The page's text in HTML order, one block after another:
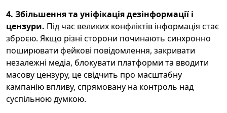
4. Збільшення та уніфікація дезінформації і
цензури. Під час великих конфліктів інформація стає
зброєю. Якщо різні сторони починають синхронно
поширювати фейкові повідомлення, закривати
незалежні медіа, блокувати платформи та вводити
масову цензуру, це свідчить про масштабну
кампанію впливу, спрямовану на контроль над
суспільною думкою.